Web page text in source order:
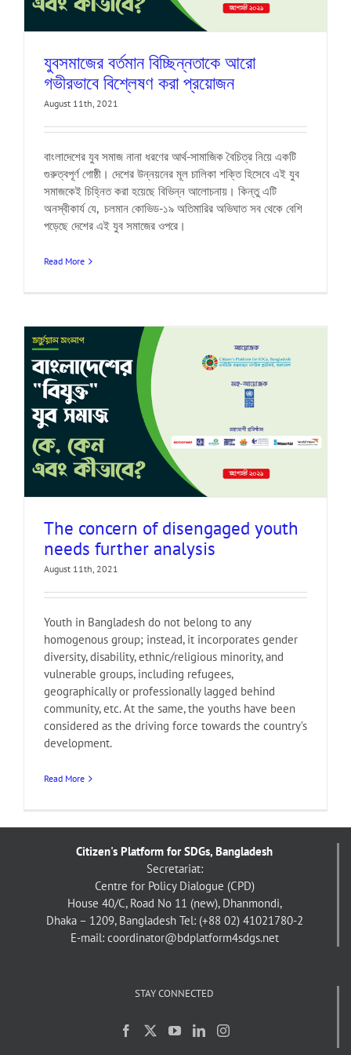
যুবসমাজের বর্তমান বিচ্ছিন্নতাকে আরো
গভীরভাবে বিশ্লেষণ করা প্রয়োজন
August 11th, 2021
বাংলাদেশের যুব সমাজ নানা ধরণের আর্থ-সামাজিক বৈচিত্র নিয়ে একটি
গুরুত্বপূর্ণ গোষ্ঠী। দেশের উন্নয়নের মূল চালিকা শক্তি হিসেবে এই যুব
সমাজকেই চিহ্নিত করা হয়েছে বিভিন্ন আলোচনায়। কিন্তু এটি
অনস্বীকার্য যে, চলমান কোভিড-১৯ অতিমারির অভিঘাত সব থেকে বেশি
পড়েছে দেশের এই যুব সমাজের ওপরে।
Read More
The concern of disengaged youth
needs further analysis
August 11th, 2021
Youth in Bangladesh do not belong to any
homogenous group; instead, it incorporates gender
diversity, disability, ethnic/religious minority, and
vulnerable groups, including refugees,
geographically or professionally lagged behind
community, etc. At the same, the youths have been
considered as the driving force towards the country’s
development.
Read More
Citizen's Platform for SDGs, Bangladesh
Secretariat:
Centre for Policy Dialogue (CPD)
House 40/C, Road No 11 (new), Dhanmondi,
Dhaka – 1209, Bangladesh Tel: (+88 02) 41021780-2
E-mail: coordinator@bdplatform4sdgs.net
STAY CONNECTED